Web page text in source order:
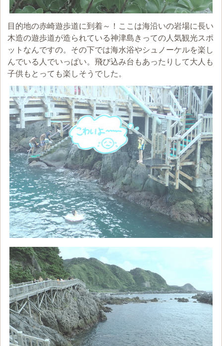
目的地の赤崎遊歩道に到着～！ここは海沿いの岩場に長い
木造の遊歩道が造られている神津島きっての人気観光スポ
ットなんですの。その下では海水浴やシュノーケルを楽し
んでいる人でいっぱい。飛び込み台もあったりして大人も
子供もとっても楽しそうでした。